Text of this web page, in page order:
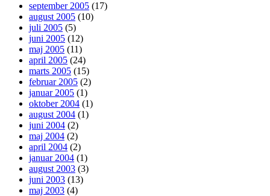
september 2005 (17)
august 2005 (10)
juli 2005 (5)
juni 2005 (12)
maj 2005 (11)
april 2005 (24)
marts 2005 (15)
februar 2005 (2)
januar 2005 (1)
oktober 2004 (1)
august 2004 (1)
juni 2004 (2)
maj 2004 (2)
april 2004 (2)
januar 2004 (1)
august 2003 (3)
juni 2003 (13)
maj 2003 (4)